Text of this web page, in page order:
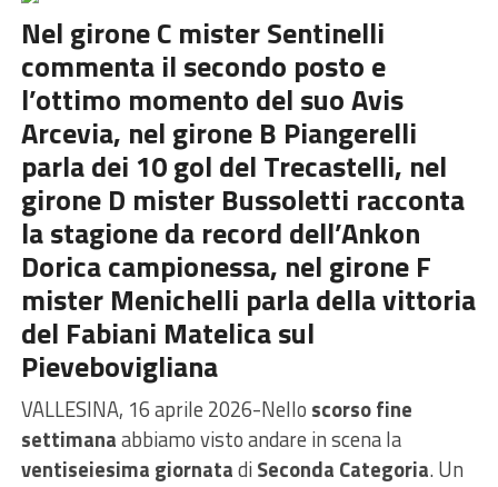
Nel girone C mister Sentinelli
commenta il secondo posto e
l’ottimo momento del suo Avis
Arcevia, nel girone B Piangerelli
parla dei 10 gol del Trecastelli, nel
girone D mister Bussoletti racconta
la stagione da record dell’Ankon
Dorica campionessa, nel girone F
mister Menichelli parla della vittoria
del Fabiani Matelica sul
Pievebovigliana
VALLESINA, 16 aprile 2026-Nello scorso fine
settimanaabbiamo visto andare in scena la
ventiseiesima giornatadiSeconda Categoria. Un